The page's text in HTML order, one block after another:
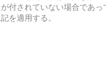
付されていない場合であ
を適用する。